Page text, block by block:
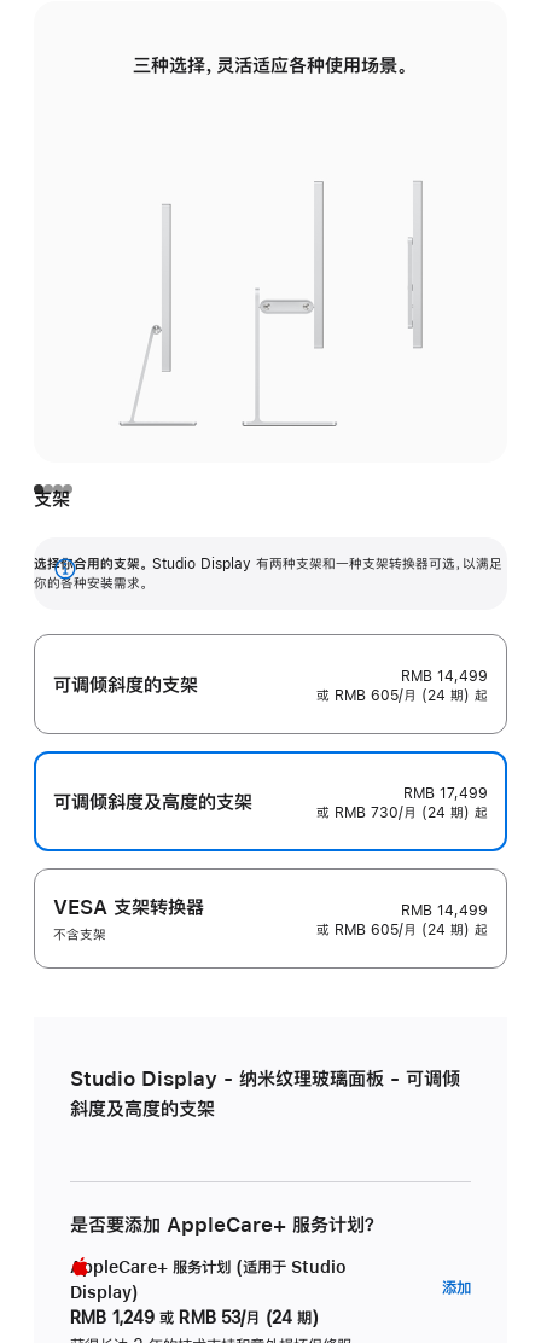
三种选择，灵活适应各种使用场景。
支架
选择你合用的支架。 Studio Display 有两种支架和一种支架转换器可选，以满足
你的各种安装需求。
展
可调倾斜度的支架
RMB 14,499
或 RMB 605/月 (24 期) 起
可调倾斜度及高‍度的支‍架
RMB 17,499
或 RMB 730/月 (24 期) 起
VESA 支架转换器
不含支架
RMB 14,499
或 RMB 605/月 (24 期) 起
Studio Display - 纳米纹理玻璃面板 - 可调倾
斜度及高度的支架
是否要添加 AppleCare+ 服务计划？
AppleCare+ 服务计划 (适用于 Studio
Display)
RMB 1,249 或 RMB 53/月 (24 期)
添加